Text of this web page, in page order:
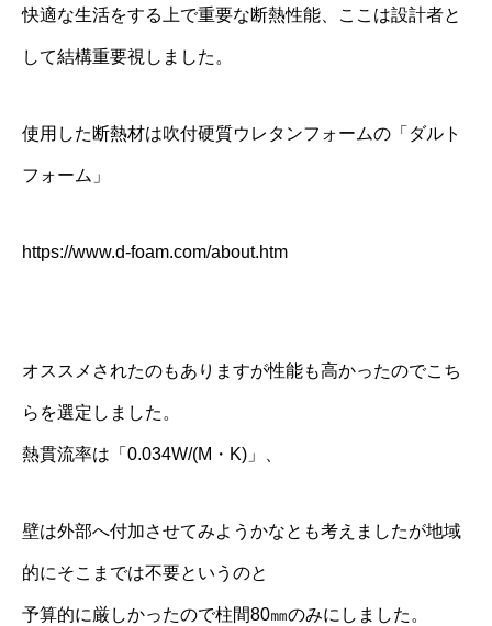
快適な生活をする上で重要な断熱性能、ここは設計者と
して結構重要視しました。
使用した断熱材は吹付硬質ウレタンフォームの「ダルト
フォーム」
https://www.d-foam.com/about.htm
オススメされたのもありますが性能も高かったのでこち
らを選定しました。
熱貫流率は「0.034W/(M・K)」、
壁は外部へ付加させてみようかなとも考えましたが地域
的にそこまでは不要というのと
予算的に厳しかったので柱間80㎜のみにしました。